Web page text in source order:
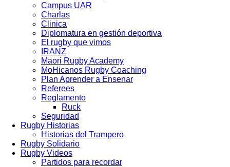
Campus UAR
Charlas
Clinica
Diplomatura en gestión deportiva
El rugby que vimos
IRANZ
Maori Rugby Academy
MoHicanos Rugby Coaching
Plan Aprender a Ensenar
Referees
Reglamento
Ruck
Seguridad
Rugby Historias
Historias del Trampero
Rugby Solidario
Rugby Videos
Partidos para recordar